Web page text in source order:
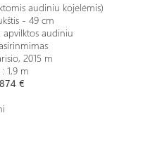
audiniu kojelėmis)
- 49 cm
apvilktos audiniu
2015 m
1,9 m
€